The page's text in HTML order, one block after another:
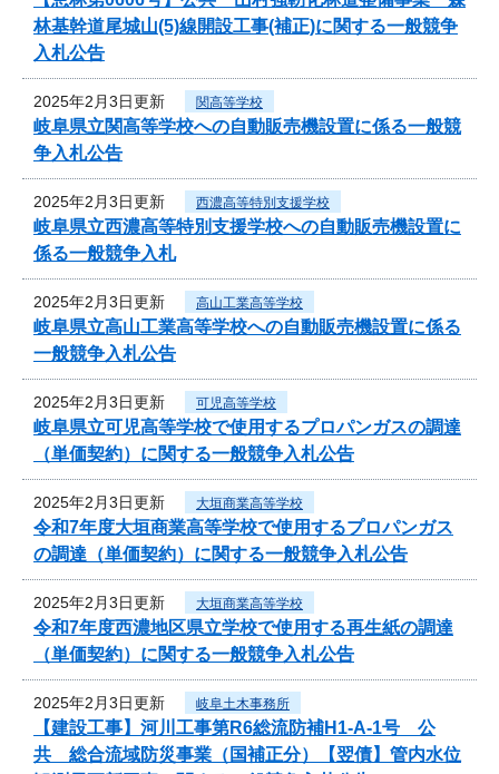
林基幹道尾城山(5)線開設工事(補正)に関する一般競争
入札公告
2025年2月3日更新 関高等学校
岐阜県立関高等学校への自動販売機設置に係る一般競
争入札公告
2025年2月3日更新 西濃高等特別支援学校
岐阜県立西濃高等特別支援学校への自動販売機設置に
係る一般競争入札
2025年2月3日更新 高山工業高等学校
岐阜県立高山工業高等学校への自動販売機設置に係る
一般競争入札公告
2025年2月3日更新 可児高等学校
岐阜県立可児高等学校で使用するプロパンガスの調達
（単価契約）に関する一般競争入札公告
2025年2月3日更新 大垣商業高等学校
令和7年度大垣商業高等学校で使用するプロパンガス
の調達（単価契約）に関する一般競争入札公告
2025年2月3日更新 大垣商業高等学校
令和7年度西濃地区県立学校で使用する再生紙の調達
（単価契約）に関する一般競争入札公告
2025年2月3日更新 岐阜土木事務所
【建設工事】河川工事第R6総流防補H1-A-1号 公
共 総合流域防災事業（国補正分）【翌債】管内水位